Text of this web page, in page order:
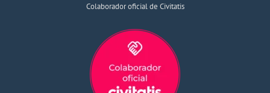
Colaborador oficial de Civitatis